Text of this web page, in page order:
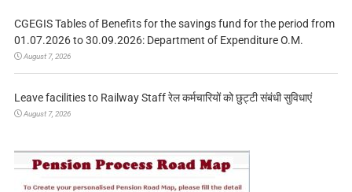
CGEGIS Tables of Benefits for the savings fund for the period from
01.07.2026 to 30.09.2026: Department of Expenditure O.M.
August 7, 2026
Leave facilities to Railway Staff रेल कर्मचारियों को छुट्टी संबंधी सुविधाएं
August 7, 2026